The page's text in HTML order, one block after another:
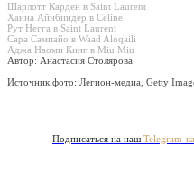
Шарлотт Карден в Saint Laurent
Ханна Айнбиндер в Celine
Рут Негга в Saint Laurent
Сара Сампайо в Waad Aloqaili
Аджа Наоми Кинг в Miu Miu
Автор: Анастасия Столярова
Источник фото: Легион-медиа, Getty
Подписаться на наш Telegram-